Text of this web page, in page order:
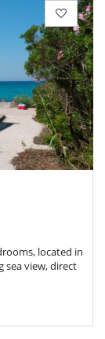
located in
sea view, direct